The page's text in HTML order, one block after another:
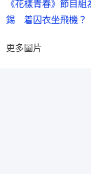
《花樣青春》節目
錫　着囚衣坐飛機？
更多圖片